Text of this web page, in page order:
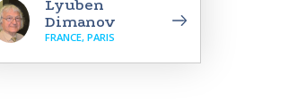
Lyuben
Dimanov
FRANCE, PARIS